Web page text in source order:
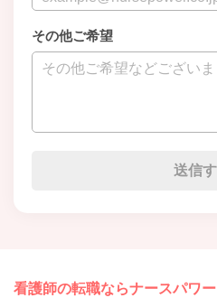
その他ご希望
看護師の転職ならナースパワー